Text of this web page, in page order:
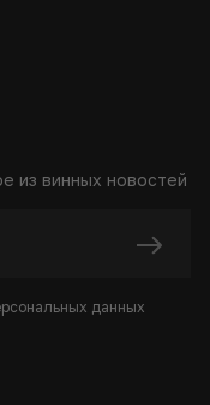
из винных новостей
данных